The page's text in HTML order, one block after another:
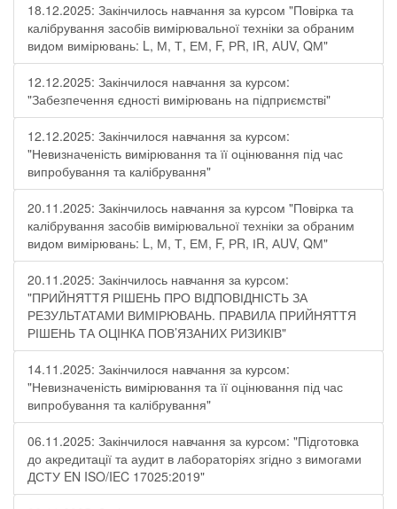
18.12.2025: Закінчилось навчання за курсом "Повірка та
калібрування засобів вимірювальної техніки за обраним
видом вимірювань: L, М, Т, ЕМ, F, РR, ІR, АUV, QМ"
12.12.2025: Закінчилося навчання за курсом:
"Забезпечення єдності вимірювань на підприємстві"
12.12.2025: Закінчилося навчання за курсом:
"Невизначеність вимірювання та її оцінювання під час
випробування та калібрування"
20.11.2025: Закінчилось навчання за курсом "Повірка та
калібрування засобів вимірювальної техніки за обраним
видом вимірювань: L, М, Т, ЕМ, F, РR, ІR, АUV, QМ"
20.11.2025: Закінчилось навчання за курсом:
"ПРИЙНЯТТЯ РІШЕНЬ ПРО ВІДПОВІДНІСТЬ ЗА
РЕЗУЛЬТАТАМИ ВИМІРЮВАНЬ. ПРАВИЛА ПРИЙНЯТТЯ
РІШЕНЬ ТА ОЦІНКА ПОВ’ЯЗАНИХ РИЗИКІВ"
14.11.2025: Закінчилося навчання за курсом:
"Невизначеність вимірювання та її оцінювання під час
випробування та калібрування"
06.11.2025: Закінчилося навчання за курсом: "Підготовка
до акредитації та аудит в лабораторіях згідно з вимогами
ДСТУ EN ISO/IEC 17025:2019"